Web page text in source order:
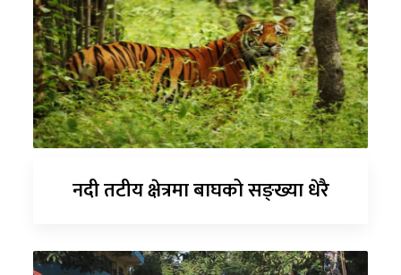
नदी तटीय क्षेत्रमा बाघको सङ्ख्या धेरै